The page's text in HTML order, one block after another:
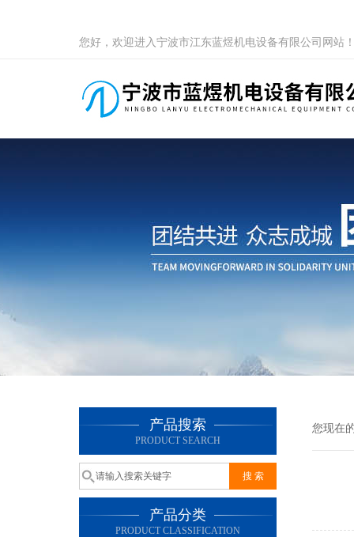
您好，欢迎进入宁波市江东蓝煜机电设备有限公司网站
产品搜索
PRODUCT SEARCH
产品分类
PRODUCT CLASSIFICATION
您现在